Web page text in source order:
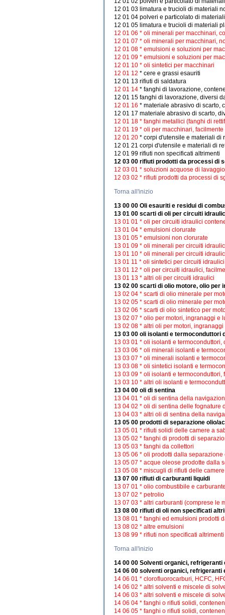
12 01 03 limatura e trucioli di materiali
12 01 04 polveri e particolato di
12 01 05 limatura e trucioli di materiali
12 01 06 * oli minerali per macchinari,
12 01 07 * oli minerali per macchinari,
12 01 08 * emulsioni e soluzioni per
12 01 09 * emulsioni e soluzioni per
12 01 10 * oli sintetici per macchinari
12 01 12 * cere e grassi esauriti
12 01 13 rifiuti di saldatura
12 01 14 * fanghi di lavorazione,
12 01 15 fanghi di lavorazione, diversi
12 01 16 * materiale abrasivo di scarto,
12 01 17 materiale abrasivo di scarto,
12 01 18 * fanghi metallici (fanghi di
12 01 19 * oli per macchinari,
12 01 20 * corpi d'utensile e materiali di
12 01 21 corpi d'utensile e materiali di
12 01 99 rifiuti non specificati altrimenti
12 03 00 rifiuti prodotti da processi di
12 03 01 * soluzioni acquose di lavaggio
12 03 02 * rifiuti prodotti da processi di
Torna all'inizio
13 00 00 Oli esauriti e residui di
13 01 00 scarti di oli per circuiti
13 01 01 * oli per circuiti idraulici
13 01 04 * emulsioni clorurate
13 01 05 * emulsioni non clorurate
13 01 09 * oli minerali per circuiti
13 01 10 * oli minerali per circuiti
13 01 11 * oli sintetici per circuiti idraulici
13 01 12 * oli per circuiti idraulici,
13 01 13 * altri oli per circuiti idraulici
13 02 00 scarti di olio motore, olio per
13 02 04 * scarti di olio minerale per
13 02 05 * scarti di olio minerale per
13 02 06 * scarti di olio sintetico per
13 02 07 * olio per motori, ingranaggi e
13 02 08 * altri oli per motori,
13 03 00 oli isolanti e termoconduttori
13 03 01 * oli isolanti e termoconduttori,
13 03 06 * oli minerali isolanti e
13 03 07 * oli minerali isolanti e
13 03 08 * oli sintetici isolanti e
13 03 09 * oli isolanti e
13 03 10 * altri oli isolanti e
13 04 00 oli di sentina
13 04 01 * oli di sentina della
13 04 02 * oli di sentina delle fognature
13 04 03 * altri oli di sentina della
13 05 00 prodotti di separazione olio/
13 05 01 * rifiuti solidi delle camere a
13 05 02 * fanghi di prodotti di
13 05 03 * fanghi da collettori
13 05 06 * oli prodotti dalla separazione
13 05 07 * acque oleose prodotte dalla
13 05 08 * miscugli di rifiuti delle
13 07 00 rifiuti di carburanti liquidi
13 07 01 * olio combustibile e
13 07 02 * petrolio
13 07 03 * altri carburanti (comprese le
13 08 00 rifiuti di oli non specificati
13 08 01 * fanghi ed emulsioni prodotti
13 08 02 * altre emulsioni
13 08 99 * rifiuti non specificati altrimenti
Torna all'inizio
14 00 00 Solventi organici,
14 06 00 solventi organici,
14 06 01 * clorofluorocarburi, HCFC,
14 06 02 * altri solventi e miscele di
14 06 03 * altri solventi e miscele di
14 06 04 * fanghi o rifiuti solidi,
14 06 05 * fanghi o rifiuti solidi,